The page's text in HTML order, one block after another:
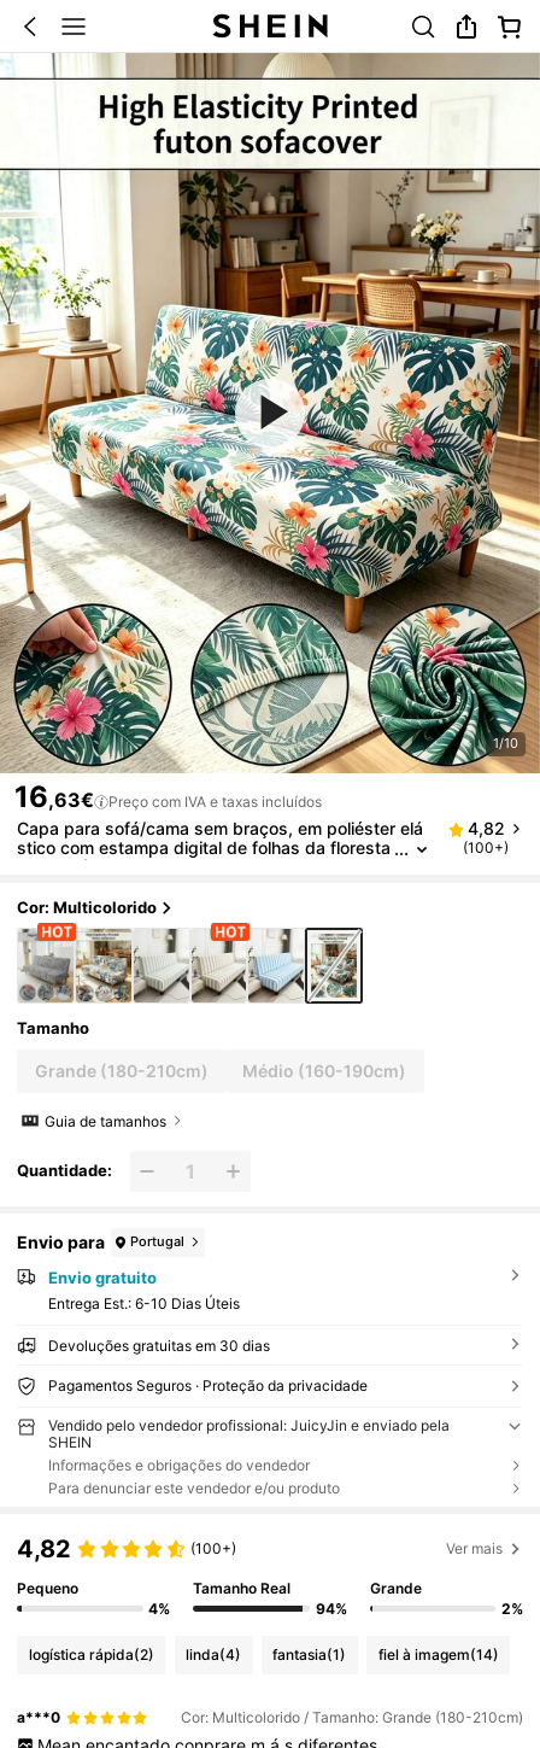
1/10
16,63€ Preço com IVA e taxas incluídos
Capa para sofá/cama sem braços, em poliéster elá
stico com estampa digital de folhas da floresta
tropical (1 peça), à prova de poeira e resistente
estações e para momentos de lazer no verão.
4,82
(100+)
Cor: Multicolorido
Tamanho
Grande (180-210cm) Médio (160-190cm)
Guia de tamanhos
Quantidade:
Envio para Portugal
Envio gratuito
Entrega Est.: 6-10 Dias Úteis
Devoluções gratuitas em 30 dias
Pagamentos Seguros · Proteção da privacidade
Vendido pelo vendedor profissional: JuicyJin e enviado pela
SHEIN
Informações e obrigações do vendedor
Para denunciar este vendedor e/ou produto
4,82 (100+) Ver mais
Pequeno
4%
Tamanho Real
94%
Grande
2%
logística rápida(2) linda(4) fantasia(1) fiel à imagem(14)
a***0 Cor: Multicolorido / Tamanho: Grande (180-210cm)